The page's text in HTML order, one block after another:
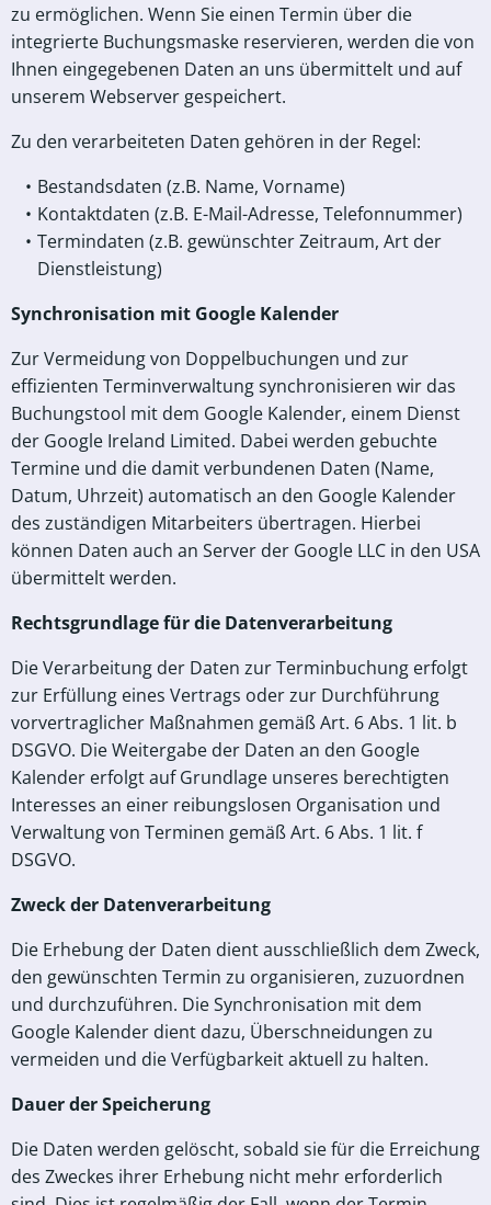
zu ermöglichen. Wenn Sie einen Termin über die
integrierte Buchungsmaske reservieren, werden die von
Ihnen eingegebenen Daten an uns übermittelt und auf
unserem Webserver gespeichert.
Zu den verarbeiteten Daten gehören in der Regel:
Bestandsdaten (z.B. Name, Vorname)
Kontaktdaten (z.B. E-Mail-Adresse, Telefonnummer)
Termindaten (z.B. gewünschter Zeitraum, Art der
Dienstleistung)
Synchronisation mit Google Kalender
Zur Vermeidung von Doppelbuchungen und zur
effizienten Terminverwaltung synchronisieren wir das
Buchungstool mit dem Google Kalender, einem Dienst
der Google Ireland Limited. Dabei werden gebuchte
Termine und die damit verbundenen Daten (Name,
Datum, Uhrzeit) automatisch an den Google Kalender
des zuständigen Mitarbeiters übertragen. Hierbei
können Daten auch an Server der Google LLC in den USA
übermittelt werden.
Rechtsgrundlage für die Datenverarbeitung
Die Verarbeitung der Daten zur Terminbuchung erfolgt
zur Erfüllung eines Vertrags oder zur Durchführung
vorvertraglicher Maßnahmen gemäßArt. 6 Abs. 1 lit. b
DSGVO. Die Weitergabe der Daten an den Google
Kalender erfolgt auf Grundlage unseres berechtigten
Interesses an einer reibungslosen Organisation und
Verwaltung von Terminen gemäßArt. 6 Abs. 1 lit. f
DSGVO.
Zweck der Datenverarbeitung
Die Erhebung der Daten dient ausschließlich dem Zweck,
den gewünschten Termin zu organisieren, zuzuordnen
und durchzuführen. Die Synchronisation mit dem
Google Kalender dient dazu, Überschneidungen zu
vermeiden und die Verfügbarkeit aktuell zu halten.
Dauer der Speicherung
Die Daten werden gelöscht, sobald sie für die Erreichung
des Zweckes ihrer Erhebung nicht mehr erforderlich